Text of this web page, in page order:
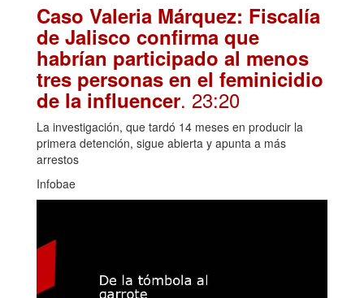
Caso Valeria Márquez: Fiscalía
de Jalisco confirma que
habrían participado al menos
tres personas en el feminicidio
de la influencer. 23:20
La investigación, que tardó 14 meses en producir la
primera detención, sigue abierta y apunta a más
arrestos
Infobae